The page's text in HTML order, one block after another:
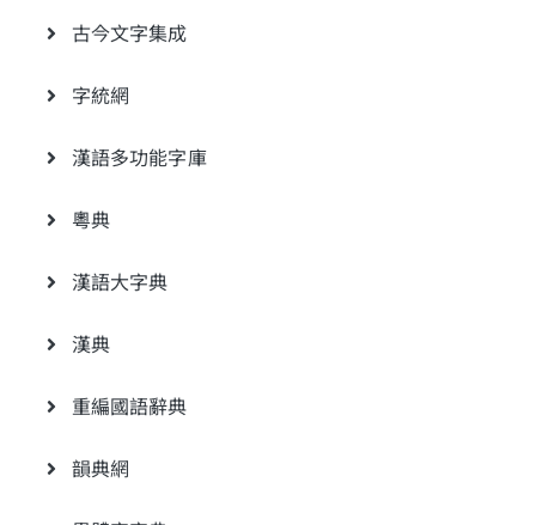
古今文字集成
字統網
漢語多功能字庫
粵典
漢語大字典
漢典
重編國語辭典
韻典網